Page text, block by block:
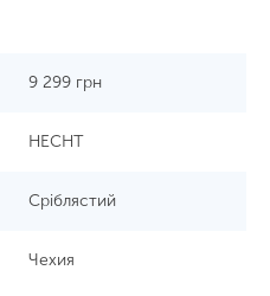
9 299 грн
HECHT
Сріблястий
Чехия